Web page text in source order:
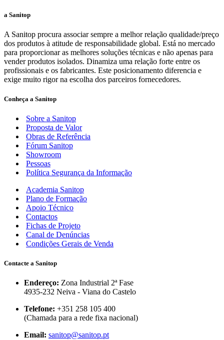
a Sanitop
A Sanitop procura associar sempre a melhor relação qualidade/preço
dos produtos à atitude de responsabilidade global. Está no mercado
para proporcionar as melhores soluções técnicas e não apenas para
vender produtos isolados. Dinamiza uma relação forte entre os
profissionais e os fabricantes. Este posicionamento diferencia e
exige muito rigor na escolha dos parceiros fornecedores.
Conheça a Sanitop
Sobre a Sanitop
Proposta de Valor
Obras de Referência
Fórum Sanitop
Showroom
Pessoas
Política Segurança da Informação
Academia Sanitop
Plano de Formação
Apoio Técnico
Contactos
Fichas de Projeto
Canal de Denúncias
Condições Gerais de Venda
Contacte a Sanitop
Endereço: Zona Industrial 2ª Fase
4935-232 Neiva - Viana do Castelo
Telefone: +351 258 105 400
(Chamada para a rede fixa nacional)
Email: sanitop@sanitop.pt